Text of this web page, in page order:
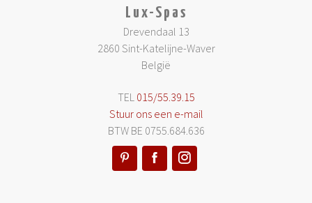
Lux-Spas
Drevendaal 13
2860 Sint-Katelijne-Waver
België
TEL 015/55.39.15
Stuur ons een e-mail
BTW BE 0755.684.636